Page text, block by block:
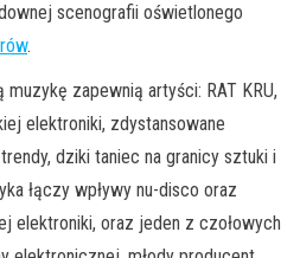
scenografii oświetlonego
.
zapewnią artyści: RAT KRU,
elektroniki, zdystansowane
dziki taniec na granicy sztuki i
łączy wpływy nu-disco oraz
elektroniki, oraz jeden z czołowych